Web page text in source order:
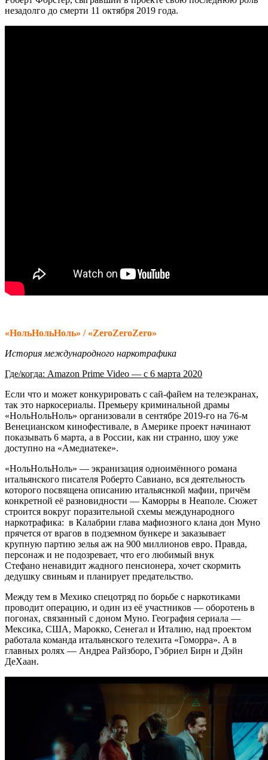
незадолго до смерти 11 октября 2019 года.
«НольНольНоль» / «ZeroZeroZero»
История международного наркотрафика
Где/когда: Amazon Prime Video — с 6 марта 2020
Если что и может конкурировать с сай-файем на телеэкранах,
так это наркосериалы. Премьеру криминальной драмы
«НольНольНоль» организовали в сентябре 2019-го на 76-м
Венецианском кинофестивале, в Америке проект начинают
показывать 6 марта, а в России, как ни странно, шоу уже
доступно на «Амедиатеке».
«НольНольНоль» — экранизация одноимённого романа
итальянского писателя Роберто Савиано, вся деятельность
которого посвящена описанию итальяснкой мафии, причём
конкретной её разновидности — Каморры в Неаполе. Сюжет
строится вокруг поразительной схемы международного
наркотрафика: в Калабрии глава мафиозного клана дон Муно
прячется от врагов в подземном бункере и заказывает
крупную партию зелья аж на 900 миллионов евро. Правда,
персонаж и не подозревает, что его любимый внук
Стефано ненавидит жадного пенсионера, хочет скормить
дедушку свиньям и планирует предательство.
Между тем в Мехико спецотряд по борьбе с наркотиками
проводит операцию, и один из её участников — оборотень в
погонах, связанный с доном Муно. География сериала —
Мексика, США, Марокко, Сенегал и Италию, над проектом
работала команда итальянского телехита «Гоморра». А в
главных ролях — Андреа Райзборо, Гэбриел Бирн и Дэйн
ДеХаан.